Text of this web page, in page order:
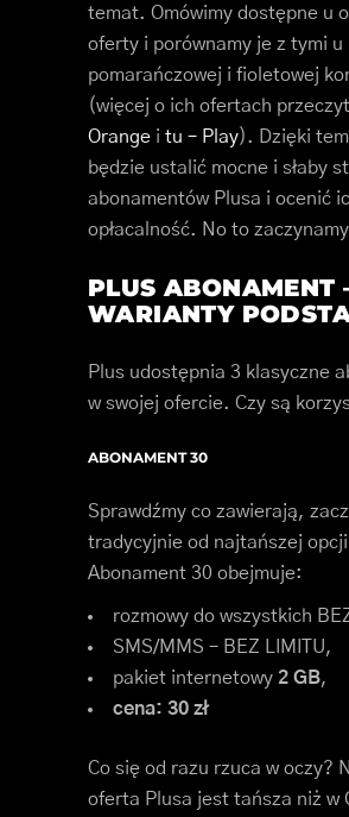
temat. Omówimy dostępne u
oferty i porównamy je z tymi u
pomarańczowej i fioletowej
(więcej o ich ofertach
Orange i tu – Play). Dzięki
będzie ustalić mocne i słaby
abonamentów Plusa i ocenić
opłacalność. No to
PLUS ABONAMENT
WARIANTY
Plus udostępnia 3 klasyczne
w swojej ofercie. Czy są
ABONAMENT 30
Sprawdźmy co zawierają,
tradycyjnie od najtańszej
Abonament 30 obejmuje:
rozmowy do wszystkich
SMS/MMS – BEZ LIMITU,
pakiet internetowy 2 GB,
cena: 30 zł
Co się od razu rzuca w oczy?
oferta Plusa jest tańsza niż w